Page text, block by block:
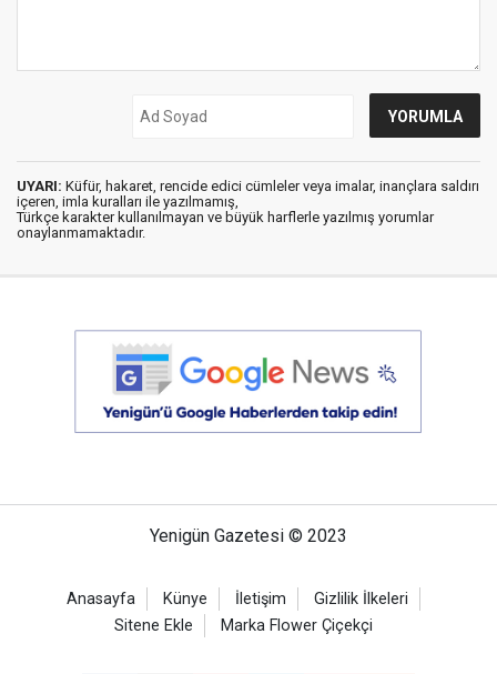
UYARI: Küfür, hakaret, rencide edici cümleler veya imalar, inançlara saldırı
içeren, imla kuralları ile yazılmamış,
Türkçe karakter kullanılmayan ve büyük harflerle yazılmış yorumlar
onaylanmamaktadır.
Yenigün Gazetesi © 2023
Anasayfa Künye İletişim
Gizlilik İlkeleri
Sitene Ekle
Marka Flower Çiçekçi